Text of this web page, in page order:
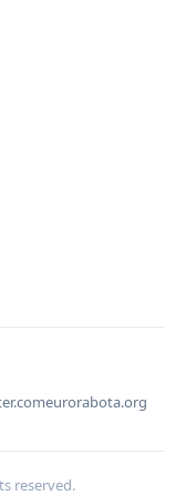
eurorabota.org
reserved.